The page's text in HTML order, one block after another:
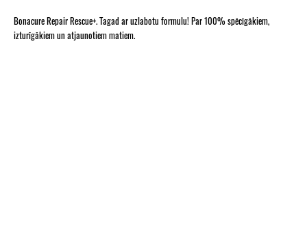
Bonacure Repair Rescue+. Tagad ar uzlabotu formulu! Par 100% spēcīgākiem,
izturīgākiem un atjaunotiem matiem.